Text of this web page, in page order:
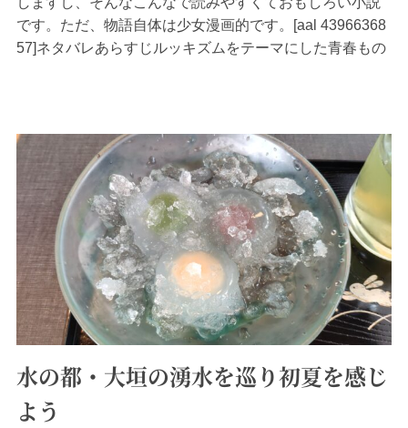
です。ただ、物語自体は少女漫画的です。[aal 43966368
57]ネタバレあらすじルッキズムをテーマにした青春もの
水の都・大垣の湧水を巡り初夏を感じ
よう